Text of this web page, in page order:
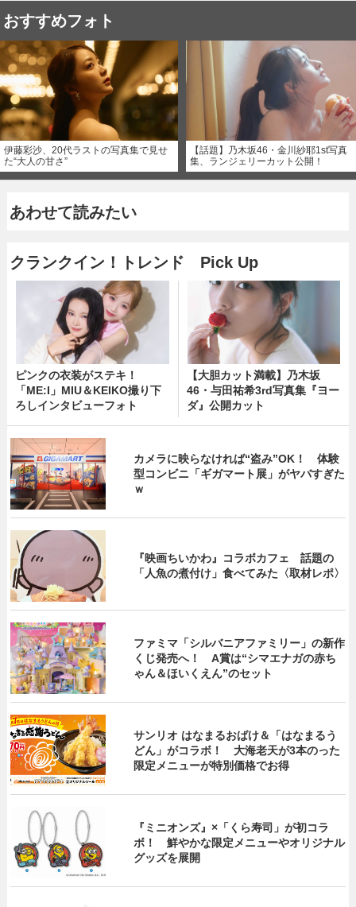
おすすめフォト
伊藤彩沙、20代ラストの写真集で見せ
た“大人の甘さ”
【話題】乃木坂46・金川紗耶1st写真
集、ランジェリーカット公開！
あわせて読みたい
クランクイン！トレンド Pick Up
ピンクの衣装がステキ！
「ME:I」MIU＆KEIKO撮り下
ろしインタビューフォト
【大胆カット満載】乃木坂
46・与田祐希3rd写真集『ヨー
ダ』公開カット
カメラに映らなければ“盗み”OK！ 体験
型コンビニ「ギガマート展」がヤバすぎた
ｗ
『映画ちいかわ』コラボカフェ 話題の
「人魚の煮付け」食べてみた〈取材レポ〉
ファミマ「シルバニアファミリー」の新作
くじ発売へ！ A賞は“シマエナガの赤ち
ゃん＆ほいくえん”のセット
サンリオ はなまるおばけ＆「はなまるう
どん」がコラボ！ 大海老天が3本のった
限定メニューが特別価格でお得
『ミニオンズ』×「くら寿司」が初コラ
ボ！ 鮮やかな限定メニューやオリジナル
グッズを展開